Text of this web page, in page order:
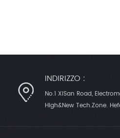
INDIRIZZO :
No.1 XiSan Road,
High&New Tech.Zone.